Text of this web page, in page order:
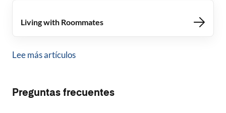
Living with Roommates
Lee más artículos
Preguntas frecuentes